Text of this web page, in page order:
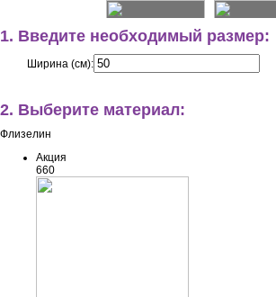
1. Введите необходимый размер:
Ширина (см):
2. Выберите материал:
Флизелин
Акция
660